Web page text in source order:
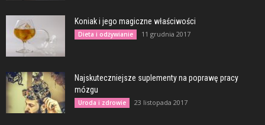
Koniak i jego magiczne właściwości
Dieta i odżywianie 11 grudnia 2017
Najskuteczniejsze suplementy na poprawę pracy
mózgu
Uroda i zdrowie 23 listopada 2017